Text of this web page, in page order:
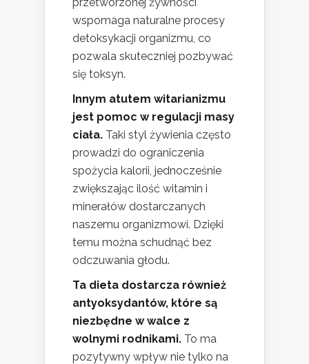
wspomaga naturalne procesy
detoksykacji organizmu, co
pozwala skuteczniej pozbywać
się toksyn.
Innym atutem witarianizmu
jest pomoc w regulacji masy
ciała. Taki styl żywienia często
prowadzi do ograniczenia
spożycia kalorii, jednocześnie
zwiększając ilość witamin i
minerałów dostarczanych
naszemu organizmowi. Dzięki
temu można schudnąć bez
odczuwania głodu.
Ta dieta dostarcza również
antyoksydantów, które są
niezbędne w walce z
wolnymi rodnikami. To ma
pozytywny wpływ nie tylko na